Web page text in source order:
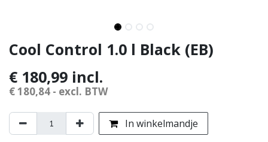
Cool Control 1.0 l Black (EB)
€ 180,99 incl.
€180,84 - excl. BTW
In winkelmandje